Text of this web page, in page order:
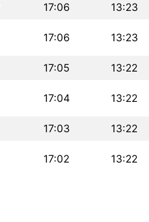
13:23
17:06
13:23
17:06
13:22
17:05
13:22
17:04
13:22
17:03
13:22
17:02